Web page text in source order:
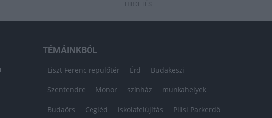
HIRDETÉS
TÉMÁINKBÓL
Liszt Ferenc repülőtér Érd Budakeszi
Szentendre Monor színház munkahelyek
Budaörs Cegléd iskolafelújítás Pilisi Parkerdő